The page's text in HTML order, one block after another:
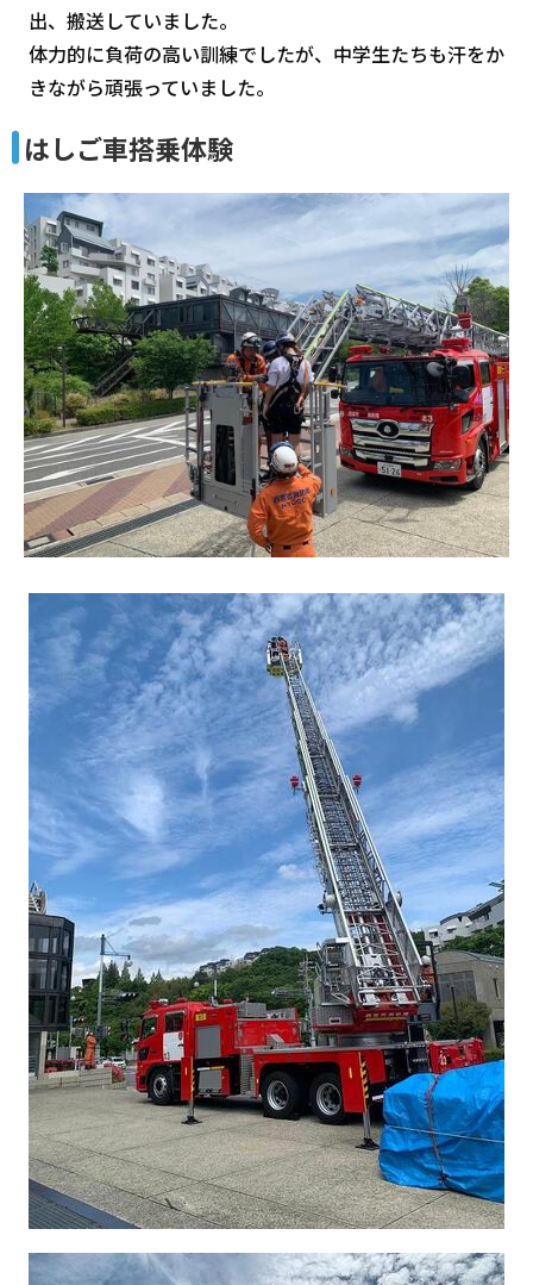
出、搬送していました。
体力的に負荷の高い訓練でしたが、中学生たちも汗をか
きながら頑張っていました。
はしご車搭乗体験